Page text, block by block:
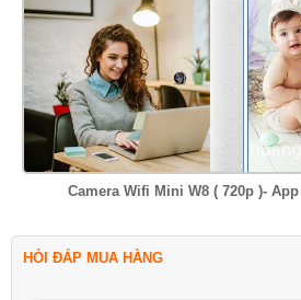
Camera Wifi Mini W8 ( 720p )-
HỎI ĐÁP MUA HÀNG